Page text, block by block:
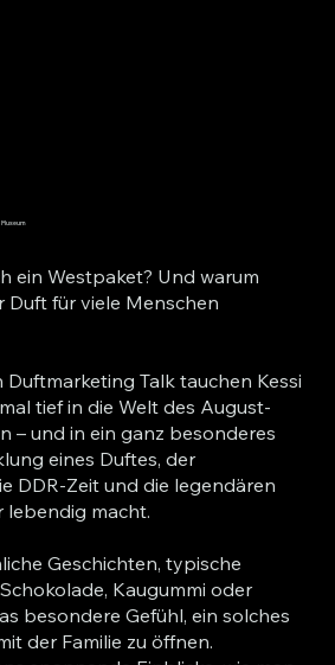
Museum
ein Westpaket? Und warum
Duft für viele Menschen
Talk tauchen Kessi
tief in die Welt des August-
– und in ein ganz besonderes
eines Duftes, der
DDR-Zeit und die legendären
lebendig macht.
Geschichten, typische
Kaugummi oder
besondere Gefühl, ein solches
der Familie zu öffnen.